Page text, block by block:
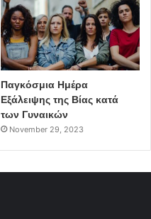
Παγκόσμια Ημέρα
Εξάλειψης της Βίας κατά
των Γυναικών
November 29, 2023